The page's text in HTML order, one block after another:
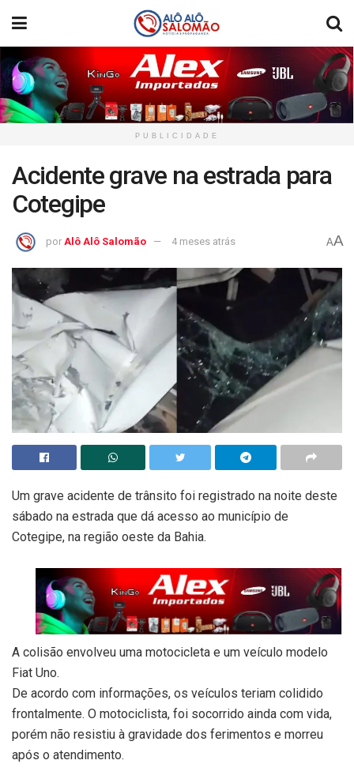
PUBLICIDADE
Acidente grave na estrada para
Cotegipe
por Alô Alô Salomão 4 meses atrás AA
Um grave acidente de trânsito foi registrado na noite deste
sábado na estrada que dá acesso ao município de
Cotegipe, na região oeste da Bahia.
A colisão envolveu uma motocicleta e um veículo modelo
Fiat Uno.
De acordo com informações, os veículos teriam colidido
frontalmente. O motociclista, foi socorrido ainda com vida,
porém não resistiu à gravidade dos ferimentos e morreu
após o atendimento.